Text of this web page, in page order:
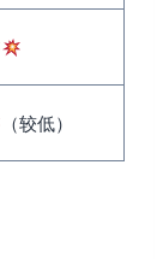
（较低）